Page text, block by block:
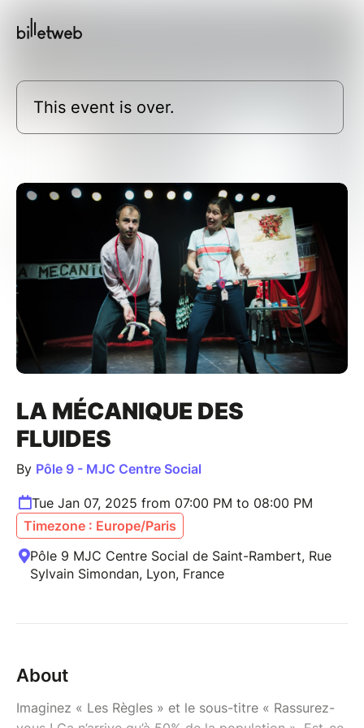
This event is over.
LA MÉCANIQUE DES
FLUIDES
By Pôle 9 - MJC Centre Social
Tue Jan 07, 2025 from 07:00 PM to 08:00 PM
Timezone : Europe/Paris
Pôle 9 MJC Centre Social de Saint-Rambert, Rue
Sylvain Simondan, Lyon, France
About
Imaginez « Les Règles » et le sous-titre « Rassurez-